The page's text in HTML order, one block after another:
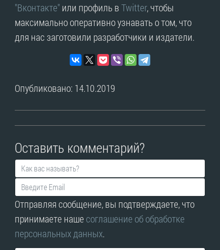
"Вконтакте"или профиль вTwitter, чтобы
максимально оперативно узнавать о том, что
для нас заготовили разработчики и издатели.
Опубликовано: 14.10.2019
Оставить комментарий?
Отправляя сообщение, вы подтверждаете, что
принимаете наше соглашение об обработке
персональных данных.